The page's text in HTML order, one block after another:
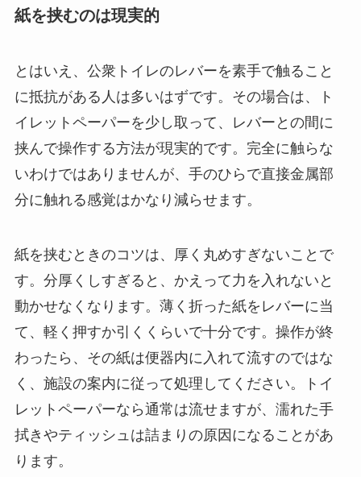
紙を挟むのは現実的
とはいえ、公衆トイレのレバーを素手で触ること
に抵抗がある人は多いはずです。その場合は、ト
イレットペーパーを少し取って、レバーとの間に
挟んで操作する方法が現実的です。完全に触らな
いわけではありませんが、手のひらで直接金属部
分に触れる感覚はかなり減らせます。
紙を挟むときのコツは、厚く丸めすぎないことで
す。分厚くしすぎると、かえって力を入れないと
動かせなくなります。薄く折った紙をレバーに当
て、軽く押すか引くくらいで十分です。操作が終
わったら、その紙は便器内に入れて流すのではな
く、施設の案内に従って処理してください。トイ
レットペーパーなら通常は流せますが、濡れた手
拭きやティッシュは詰まりの原因になることがあ
ります。